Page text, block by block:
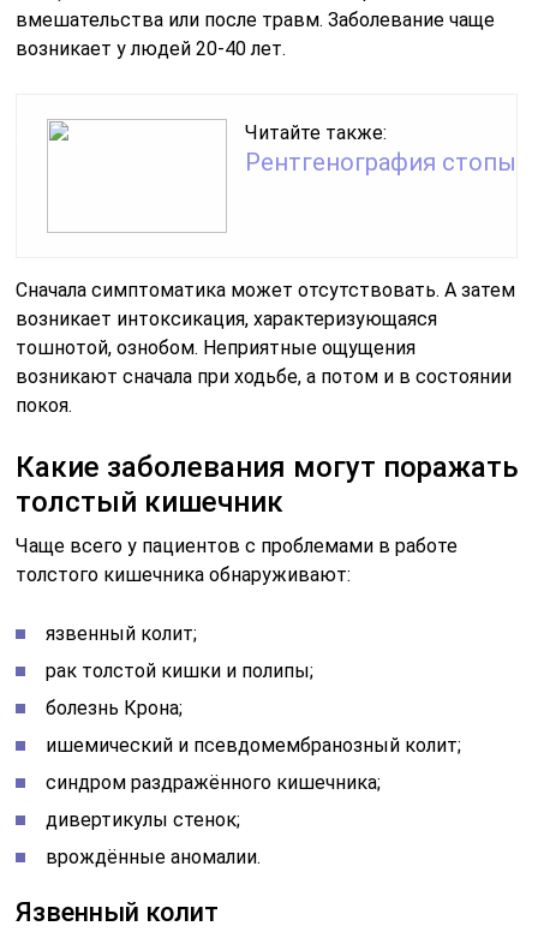
вмешательства или после травм. Заболевание чаще
возникает у людей 20-40 лет.
Читайте также:
Рентгенография стопы
Сначала симптоматика может отсутствовать. А затем
возникает интоксикация, характеризующаяся
тошнотой, ознобом. Неприятные ощущения
возникают сначала при ходьбе, а потом и в состоянии
покоя.
Какие заболевания могут поражать
толстый кишечник
Чаще всего у пациентов с проблемами в работе
толстого кишечника обнаруживают:
язвенный колит;
рак толстой кишки и полипы;
болезнь Крона;
ишемический и псевдомембранозный колит;
синдром раздражённого кишечника;
дивертикулы стенок;
врождённые аномалии.
Язвенный колит